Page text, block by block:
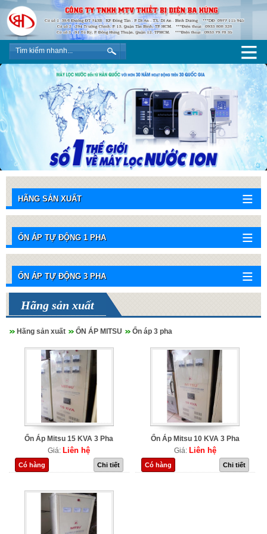
HÃNG SẢN XUẤT
ỔN ÁP TỰ ĐỘNG 1 PHA
ỔN ÁP TỰ ĐỘNG 3 PHA
Hãng sản xuất
Hãng sản xuất ỔN ÁP MITSU Ổn áp 3 pha
Ổn Áp Mitsu 15 KVA 3 Pha
Giá: Liên hệ
Có hàng Chi tiết
Ổn Áp Mitsu 10 KVA 3 Pha
Giá: Liên hệ
Có hàng Chi tiết